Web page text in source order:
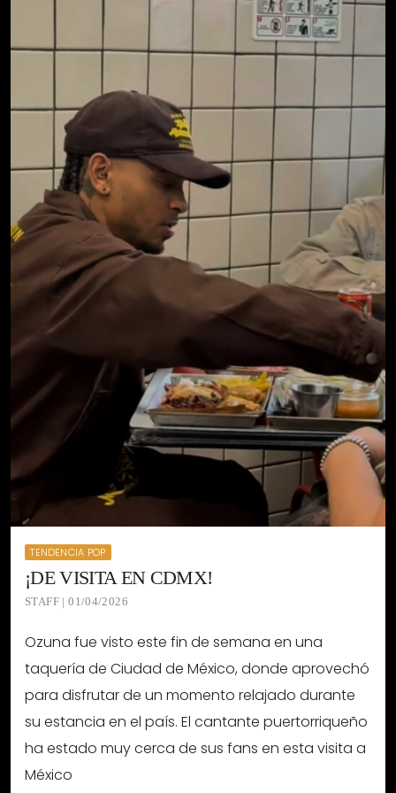
TENDENCIA POP
¡DE VISITA EN CDMX!
STAFF | 01/04/2026
Ozuna fue visto este fin de semana en una
taquería de Ciudad de México, donde aprovechó
para disfrutar de un momento relajado durante
su estancia en el país. El cantante puertorriqueño
ha estado muy cerca de sus fans en esta visita a
México